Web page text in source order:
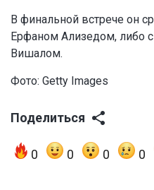
В финальной встрече он
Ерфаном Ализедом, либо
Вишалом.
Фото: Getty Images
Поделиться
0 0 0 0